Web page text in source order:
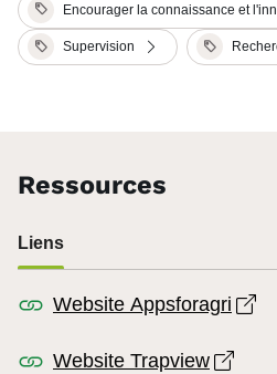
Encourager la connaissance et
Supervision
Ressources
Liens
Website Appsforagri
Website Trapview